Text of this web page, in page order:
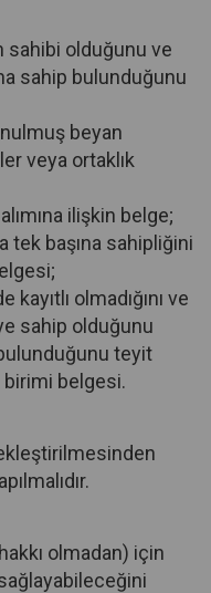
sahibi olduğunu ve
sahip bulunduğunu
beyan
veya ortaklık
ilişkin belge;
tek başına sahipliğini
olmadığını ve
sahip olduğunu
teyit
belgesi.
olmadan) için